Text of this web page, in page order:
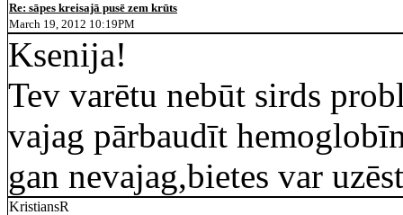
Re: sāpes kreisajā pusē zem krūts
March 19, 2012 10:19PM
Ksenija!
Tev varētu nebūt sirds
vajag pārbaudīt
gan nevajag,bietes var
KristiansR